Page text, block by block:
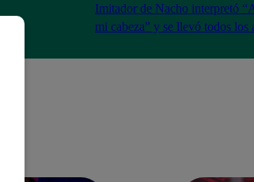
Imitador de Nacho interpretó
mi cabeza” y se llevó todos los